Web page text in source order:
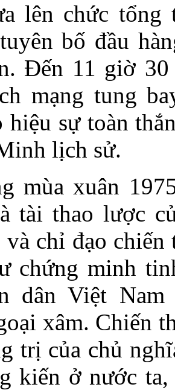
lên chức tổng
bố đầu
Đến 11 giờ 30
mạng tung
hiệu sự toàn
lịch sử.
mùa xuân
tài thao lược
và chỉ đạo chiến
chứng minh
dân Việt
xâm. Chiến
trị của chủ
kiến ở nước ta,